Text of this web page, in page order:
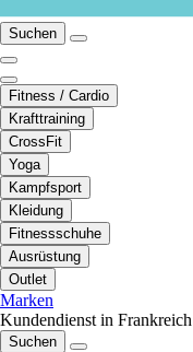
Suchen
Fitness / Cardio
Krafttraining
CrossFit
Yoga
Kampfsport
Kleidung
Fitnessschuhe
Ausrüstung
Outlet
Marken
Kundendienst in Frankreich
Suchen